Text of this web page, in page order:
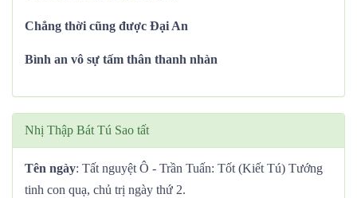
Chẳng thời cũng được Đại An
Bình an vô sự tấm thân thanh nhàn
Nhị Thập Bát Tú Sao tất
Tên ngày: Tất nguyệt Ô - Trần Tuấn: Tốt (Kiết Tú) Tướng
tinh con quạ, chủ trị ngày thứ 2.